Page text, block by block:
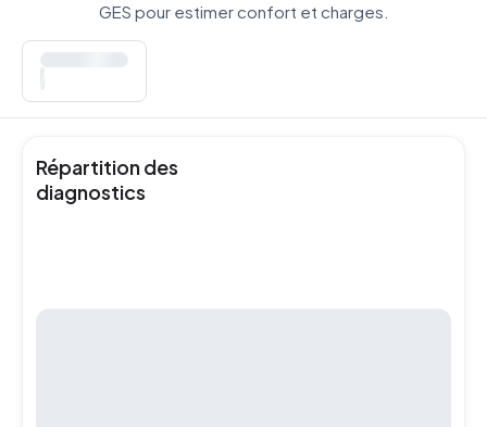
GES pour estimer confort et charges.
Répartition des
diagnostics